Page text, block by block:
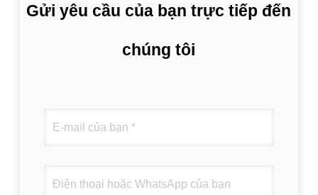
Gửi yêu cầu của bạn trực tiếp đến
chúng tôi